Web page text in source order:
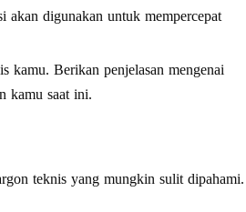
akan digunakan untuk mempercepat
kamu. Berikan penjelasan mengenai
kamu saat ini.
teknis yang mungkin sulit dipahami.